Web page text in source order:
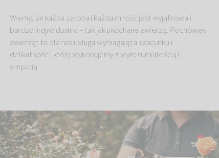
Wiemy, że każda żałoba i każda miłość jest wyjątkowa i
bardzo indywidualna – tak jak ukochane zwierzę. Pochówek
zwierząt to dla nas usługa wymagająca szacunku i
delikatności, którą wykonujemy z wyrozumiałością i
empatią.